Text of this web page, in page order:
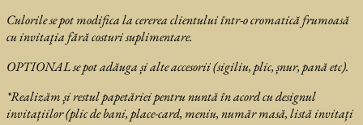
Culorile se pot modifica la cererea clientului într-o cromatică frumoasă
cu invitaţia fără costuri suplimentare.
OPTIONAL se pot adăuga și alte accesorii (sigiliu, plic, șnur, pană etc).
*Realizăm și restul papetăriei pentru nuntă în acord cu designul
invitațiilor (plic de bani, place-card, meniu, număr masă, listă invitați